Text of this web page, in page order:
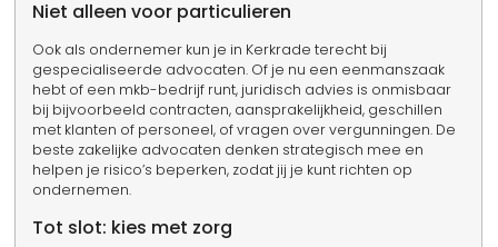
Niet alleen voor particulieren
Ook als ondernemer kun je in Kerkrade terecht bij
gespecialiseerde advocaten. Of je nu een eenmanszaak
hebt of een mkb-bedrijf runt, juridisch advies is onmisbaar
bij bijvoorbeeld contracten, aansprakelijkheid, geschillen
met klanten of personeel, of vragen over vergunningen. De
beste zakelijke advocaten denken strategisch mee en
helpen je risico’s beperken, zodat jij je kunt richten op
ondernemen.
Tot slot: kies met zorg